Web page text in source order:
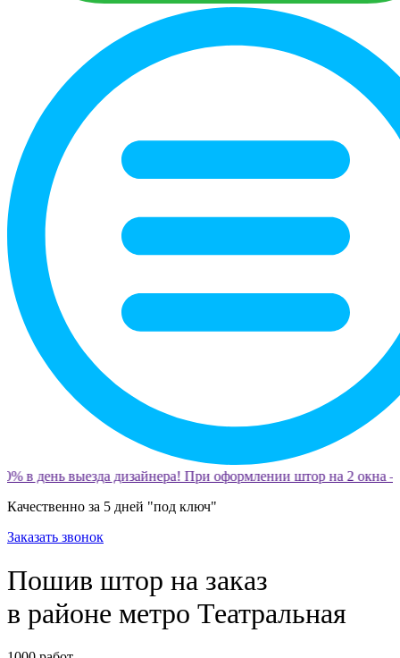
в день выезда дизайнера! При оформлении штор на 2 окна
Качественно за 5 дней "под ключ"
Заказать звонок
Пошив штор на заказ
в районе метро Театральная